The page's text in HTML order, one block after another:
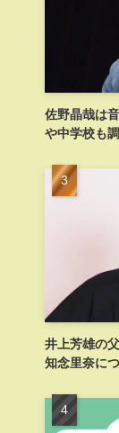
佐野晶哉は
や中学校も
井上芳雄の
知念里奈に